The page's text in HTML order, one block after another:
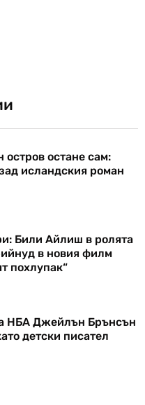
остров остане сам:
исландския роман
Били Айлиш в ролята
в новия филм
похлупак“
НБА Джейлън Брънсън
детски писател